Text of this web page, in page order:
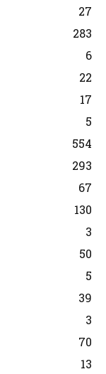
27
283
6
22
17
5
554
293
67
130
3
50
5
39
3
70
13